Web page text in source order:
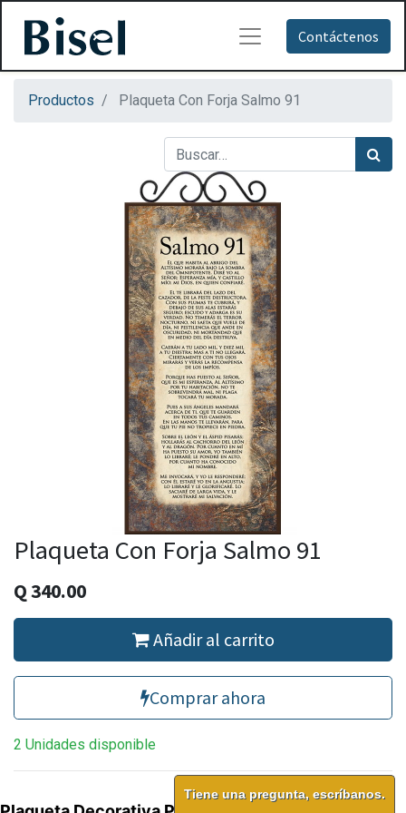
Contáctenos
Productos Plaqueta Con Forja Salmo 91
Plaqueta Con Forja Salmo 91
Q340.00
Añadir al carrito
Comprar ahora
2 Unidades disponible
Tiene una pregunta, escríbanos.